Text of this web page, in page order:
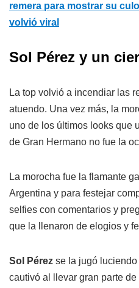
remera para mostrar su
volvió viral
Sol Pérez y un
La top volvió a incendiar las
atuendo. Una vez más, la
uno de los últimos looks que
de Gran Hermano no fue la
La morocha fue la flamante
Argentina y para festejar
selfies con comentarios y
que la llenaron de elogios y
Sol Pérez se la jugó
cautivó al llevar gran parte